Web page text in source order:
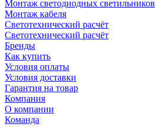
Монтаж светодиодных светильников
Монтаж кабеля
Светотехнический расчёт
Светотехнический расчёт
Бренды
Как купить
Условия оплаты
Условия доставки
Гарантия на товар
Компания
О компании
Команда